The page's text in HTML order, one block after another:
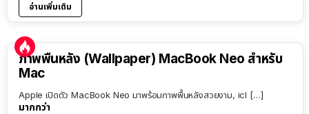
อ่านเพิ่มเติม
ภาพพื้นหลัง (Wallpaper) MacBook Neo สำหรับ
Mac
Apple เปิดตัว MacBook Neo มาพร้อมภาพพื้นหลังสวยงาม, icl […]
มากกว่า